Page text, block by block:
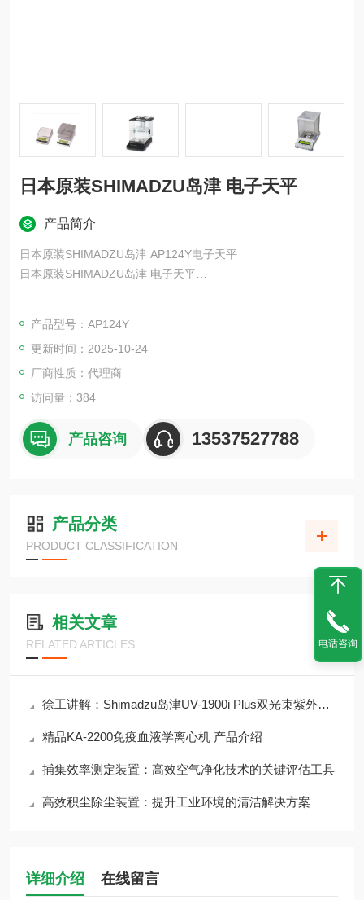
日本原装SHIMADZU岛津 电子天平
产品简介
日本原装SHIMADZU岛津 AP124Y电子天平
日本原装SHIMADZU岛津 电子天平
新一代分析天平AP W-AD系列，实现了无接触式称量作业，为客
功能的自动感应门和非接触传感器，可实现无接触式称量作业，
帮助降低病毒传染或有害物质处理，特别适用于有毒有害物质的
称量。此外，AP W-AD系列标配了静电消除器STABLO-AP
产品型号：AP124Y
更新时间：2025-10-24
厂商性质：代理商
访问量：384
产品咨询 13537527788
产品分类
PRODUCT CLASSIFICATION
相关文章
RELATED ARTICLES
徐工讲解：Shimadzu岛津UV-1900i Plus双光束紫外可见分光光度计
精品KA-2200免疫血液学离心机 产品介绍
捕集效率测定装置：高效空气净化技术的关键评估工具
高效积尘除尘装置：提升工业环境的清洁解决方案
详细介绍 在线留言
电话咨询